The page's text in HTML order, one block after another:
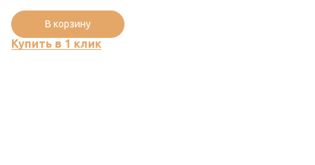
Популярный
Купить в 1 клик
В корзину